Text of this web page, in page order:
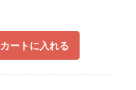
カートに入れる